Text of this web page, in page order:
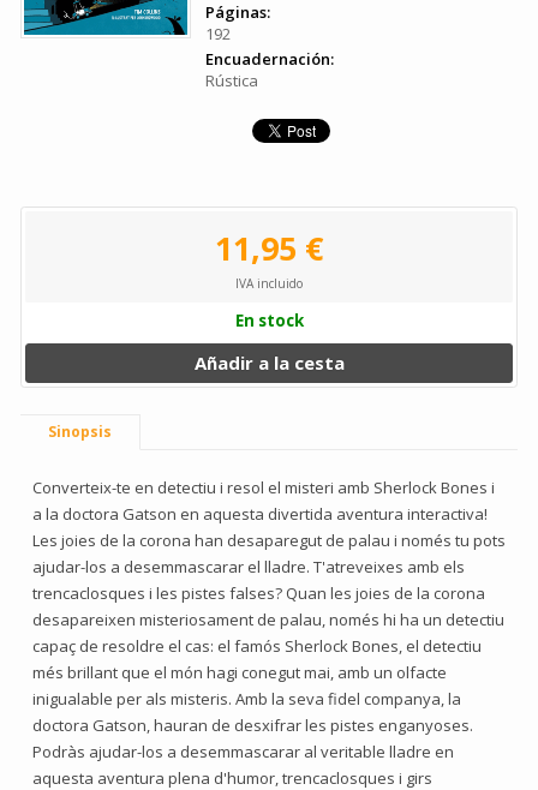
Páginas:
192
Encuadernación:
Rústica
11,95 €
IVA incluido
En stock
Añadir a la cesta
Sinopsis
Converteix-te en detectiu i resol el misteri amb Sherlock Bones i
a la doctora Gatson en aquesta divertida aventura interactiva!
Les joies de la corona han desaparegut de palau i només tu pots
ajudar-los a desemmascarar el lladre. T'atreveixes amb els
trencaclosques i les pistes falses? Quan les joies de la corona
desapareixen misteriosament de palau, només hi ha un detectiu
capaç de resoldre el cas: el famós Sherlock Bones, el detectiu
més brillant que el món hagi conegut mai, amb un olfacte
inigualable per als misteris. Amb la seva fidel companya, la
doctora Gatson, hauran de desxifrar les pistes enganyoses.
Podràs ajudar-los a desemmascarar al veritable lladre en
aquesta aventura plena d'humor, trencaclosques i girs